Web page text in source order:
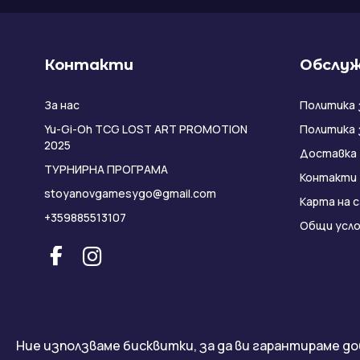
Ние използваме бисквитки, за да ви гарантираме
Контакти
За нас
Yu-Gi-Oh TCG LOST ART PROMOTION
2025
ТУРНИРНА ПРОГРАМА
stoyanovgamesygo@gmail.com
+359885513107
Политика
Политика
Доставка
Контакти
Карта на
Общи